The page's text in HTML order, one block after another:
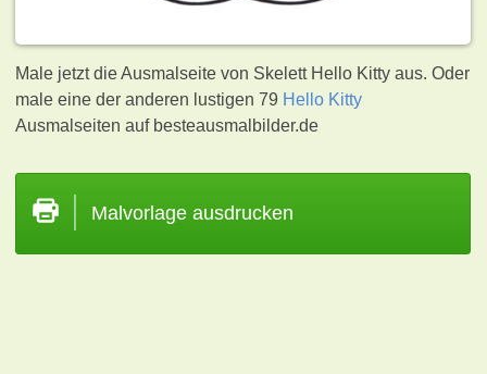
Male jetzt die Ausmalseite von Skelett Hello Kitty aus. Oder
male eine der anderen lustigen 79 Hello Kitty
Ausmalseiten auf besteausmalbilder.de
Malvorlage ausdrucken